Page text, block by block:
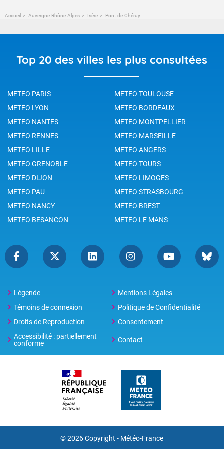
Accueil Auvergne-Rhône-Alpes Isère Pont-de-Chéruy
Top 20 des villes les plus consultées
METEO PARIS
METEO TOULOUSE
METEO LYON
METEO BORDEAUX
METEO NANTES
METEO MONTPELLIER
METEO RENNES
METEO MARSEILLE
METEO LILLE
METEO ANGERS
METEO GRENOBLE
METEO TOURS
METEO DIJON
METEO LIMOGES
METEO PAU
METEO STRASBOURG
METEO NANCY
METEO BREST
METEO BESANCON
METEO LE MANS
Légende
Mentions Légales
Témoins de connexion
Politique de Confidentialité
Droits de Reproduction
Consentement
Accessibilité : partiellement
conforme
Contact
© 2026 Copyright - Météo-France